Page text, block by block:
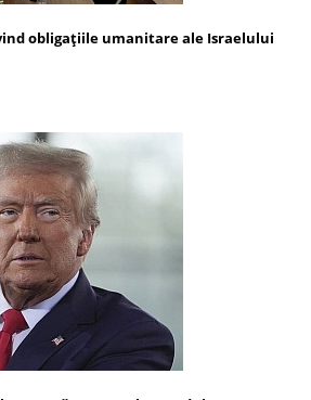
obligațiile umanitare ale Israelului